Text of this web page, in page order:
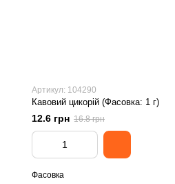
Артикул: 104290
Кавовий цикорій (Фасовка: 1 г)
12.6 грн 16.8 грн
Фасовка